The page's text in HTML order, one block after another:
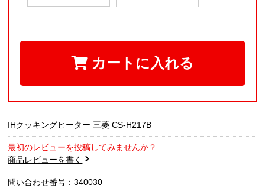
カートに入れる
IHクッキングヒーター 三菱 CS-H217B
最初のレビューを投稿してみませんか？
商品レビューを書く
問い合わせ番号：340030